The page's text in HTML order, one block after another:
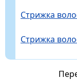
Стрижка
Стрижка